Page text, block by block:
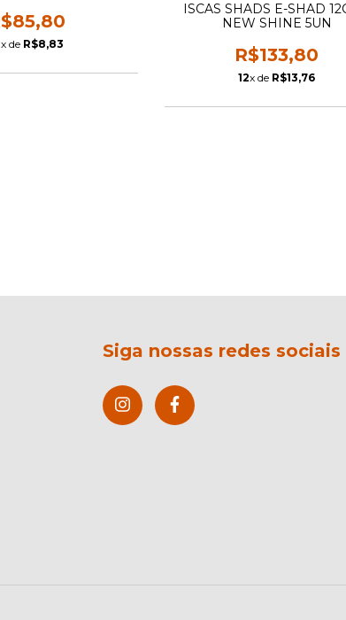
x de R$8,83
ISCAS SHADS E-SHAD
NEW SHINE 5UN
R$133,80
12x de R$13,76
Siga nossas redes sociais